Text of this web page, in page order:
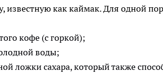
известную как каймак. Для одной
кофе (с горкой);
воды;
ложки сахара, который также